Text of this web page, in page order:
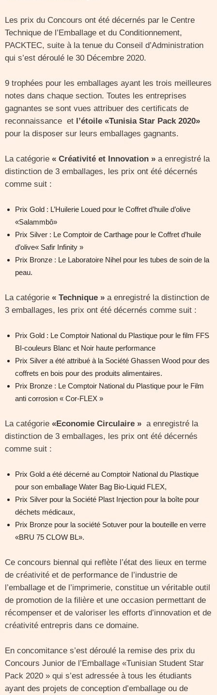
Les prix du Concours ont été décernés par le Centre
Technique de l’Emballage et du Conditionnement,
PACKTEC, suite à la tenue du Conseil d’Administration
qui s’est déroulé le 30 Décembre 2020.
9 trophées pour les emballages ayant les trois meilleures
notes dans chaque section. Toutes les entreprises
gagnantes se sont vues attribuer des certificats de
reconnaissance et l’étoile «Tunisia Star Pack 2020»
pour la disposer sur leurs emballages gagnants.
La catégorie « Créativité et Innovation » a enregistré la
distinction de 3 emballages, les prix ont été décernés
comme suit :
Prix Gold : L’Huilerie Loued pour le Coffret d’huile d’olive
«Salammbô»
Prix Silver : Le Comptoir de Carthage pour le Coffret d’huile
d’olive« Safir Infinity »
Prix Bronze : Le Laboratoire Nihel pour les tubes de soin de la
peau.
La catégorie « Technique » a enregistré la distinction de
3 emballages, les prix ont été décernés comme suit :
Prix Gold : Le Comptoir National du Plastique pour le film FFS
BI-couleurs Blanc et Noir haute performance
Prix Silver a été attribué à la Société Ghassen Wood pour des
coffrets en bois pour des produits alimentaires.
Prix Bronze : Le Comptoir National du Plastique pour le Film
anti corrosion « Cor-FLEX »
La catégorie «Economie Circulaire » a enregistré la
distinction de 3 emballages, les prix ont été décernés
comme suit :
Prix Gold a été décerné au Comptoir National du Plastique
pour son emballage Water Bag Bio-Liquid FLEX,
Prix Silver pour la Société Plast Injection pour la boîte pour
déchets médicaux,
Prix Bronze pour la société Sotuver pour la bouteille en verre
«BRU 75 CLOW BL».
Ce concours biennal qui reflète l’état des lieux en terme
de créativité et de performance de l’industrie de
l’emballage et de l’imprimerie, constitue un véritable outil
de promotion de la filière et une occasion permettant de
récompenser et de valoriser les efforts d’innovation et de
créativité entrepris dans ce domaine.
En concomitance s’est déroulé la remise des prix du
Concours Junior de l’Emballage «Tunisian Student Star
Pack 2020 » qui s’est adressée à tous les étudiants
ayant des projets de conception d’emballage ou de